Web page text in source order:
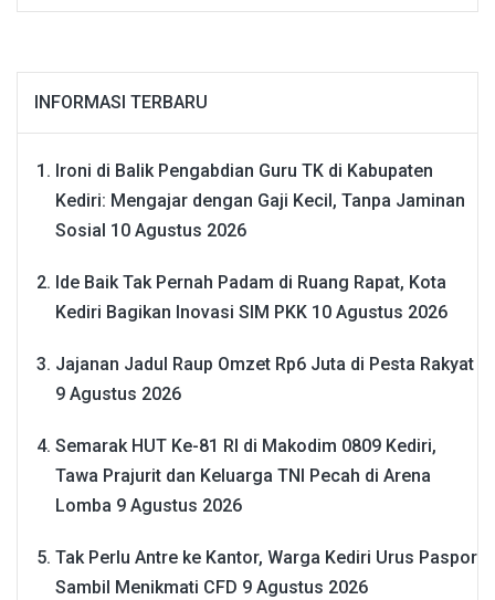
INFORMASI TERBARU
Ironi di Balik Pengabdian Guru TK di Kabupaten
Kediri: Mengajar dengan Gaji Kecil, Tanpa Jaminan
Sosial 10 Agustus 2026
Ide Baik Tak Pernah Padam di Ruang Rapat, Kota
Kediri Bagikan Inovasi SIM PKK 10 Agustus 2026
Jajanan Jadul Raup Omzet Rp6 Juta di Pesta Rakyat
9 Agustus 2026
Semarak HUT Ke-81 RI di Makodim 0809 Kediri,
Tawa Prajurit dan Keluarga TNI Pecah di Arena
Lomba 9 Agustus 2026
Tak Perlu Antre ke Kantor, Warga Kediri Urus Paspor
Sambil Menikmati CFD 9 Agustus 2026